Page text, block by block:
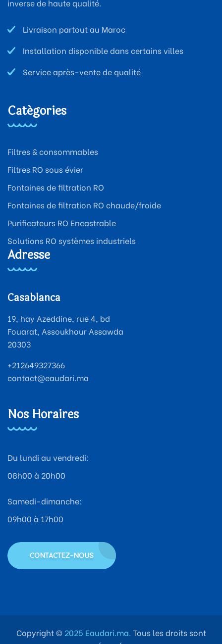
inverse de haute qualité.
Livraison partout au Maroc
Installation disponible dans certains villes
Service après-vente de qualité
Catégories
Filtres & consommables
Filtres RO sous évier
Fontaines de filtration RO
Fontaines de filtration RO chaude/froide
Purificateurs RO Encastrable
Solutions RO systèmes industriels
Adresse
Casablanca
19, hay Azeddine, rue 4, bd
Fouarat, Assoukhour Assawda
20303
+212649327366
contact@eaudari.ma
Nos Horaires
Du lundi au vendredi:
08h00 à 20h00
Samedi-dimanche:
09h00 à 17h00
CONTACTEZ-NOUS
Copyright ©2025 Eaudari.ma. Tous les droits sont